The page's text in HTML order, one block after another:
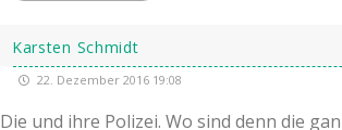
Karsten Schmidt
22. Dezember 2016 19:08
Die und ihre Poli­zei. Wo sind denn die